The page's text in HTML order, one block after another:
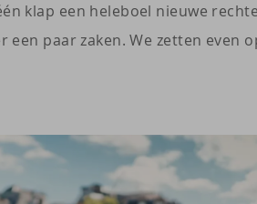
klap een heleboel nieuwe
paar zaken. We zetten even